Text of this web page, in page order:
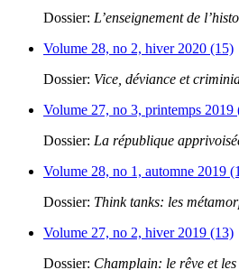
Dossier: L’enseignement de
Volume 28, no 2, hiver 2020 (15)
Dossier: Vice, déviance et
Volume 27, no 3, printemps 2019
Dossier: La république
Volume 28, no 1, automne 2019
Dossier: Think tanks: les
Volume 27, no 2, hiver 2019 (13)
Dossier: Champlain: le rêve et